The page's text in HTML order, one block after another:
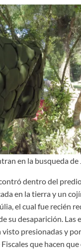
en la busqueda de
dentro del
en la tierra y un
el cual fue recién
su desaparición. Las
visto presionadas y
que hacen que